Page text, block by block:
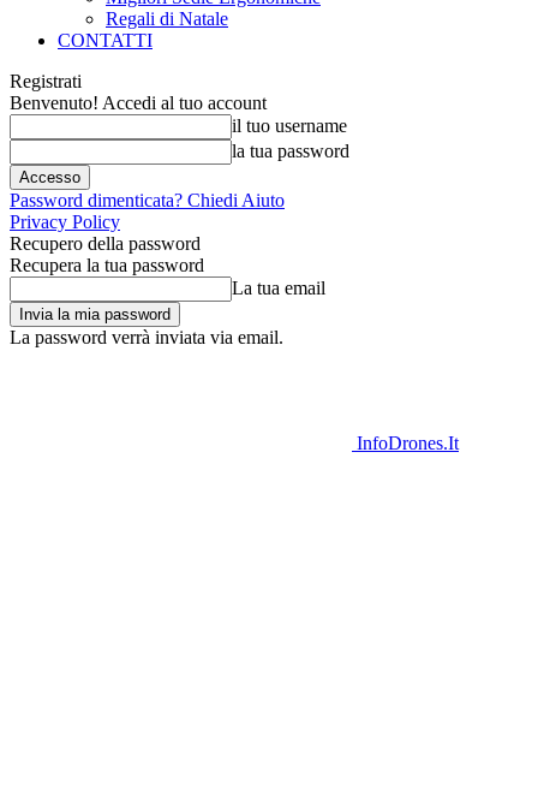
Regali di Natale
CONTATTI
Registrati
Benvenuto! Accedi al tuo account
il tuo username
la tua password
Password dimenticata? Chiedi Aiuto
Privacy Policy
Recupero della password
Recupera la tua password
La tua email
La password verrà inviata via email.
InfoDrones.It